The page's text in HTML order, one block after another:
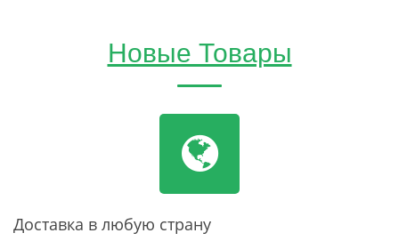
Новые Товары
Доставка в любую страну